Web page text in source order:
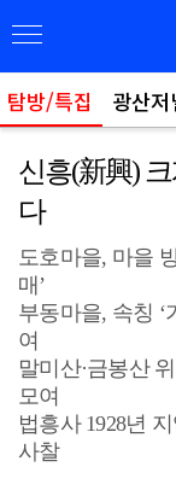
탐방/특집 광산
신흥(新興)
다
도호마을, 마을
매’
부동마을, 속칭 ‘
여
말미산·금봉산
모여
법흥사 1928년
사찰